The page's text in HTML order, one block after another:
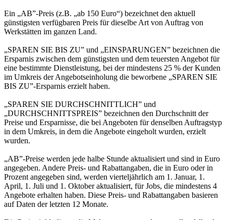
Ein „AB”-Preis (z.B. „ab 150 Euro“) bezeichnet den aktuell
günstigsten verfügbaren Preis für dieselbe Art von Auftrag von
Werkstätten im ganzen Land.
„SPAREN SIE BIS ZU” und „EINSPARUNGEN” bezeichnen die
Ersparnis zwischen dem günstigsten und dem teuersten Angebot für
eine bestimmte Dienstleistung, bei der mindestens 25 % der Kunden
im Umkreis der Angebotseinholung die beworbene „SPAREN SIE
BIS ZU”-Ersparnis erzielt haben.
„SPAREN SIE DURCHSCHNITTLICH” und
„DURCHSCHNITTSPREIS” bezeichnen den Durchschnitt der
Preise und Ersparnisse, die bei Angeboten für denselben Auftragstyp
in dem Umkreis, in dem die Angebote eingeholt wurden, erzielt
wurden.
„AB”-Preise werden jede halbe Stunde aktualisiert und sind in Euro
angegeben. Andere Preis- und Rabattangaben, die in Euro oder in
Prozent angegeben sind, werden vierteljährlich am 1. Januar, 1.
April, 1. Juli und 1. Oktober aktualisiert, für Jobs, die mindestens 4
Angebote erhalten haben. Diese Preis- und Rabattangaben basieren
auf Daten der letzten 12 Monate.